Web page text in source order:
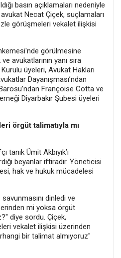
basın açıklamaları nedeniyle
Necat Çiçek, suçlamaları
görüşmeleri vekalet ilişkisi
görülmesine
avukatlarının yanı sıra
üyeleri, Avukat Hakları
Dayanışması’ndan
Françoise Cotta ve
Diyarbakır Şubesi üyeleri
örgüt talimatıyla mı
tanık Ümit Akbıyık’ı
beyanlar iftiradır. Yöneticisi
hak ve hukuk mücadelesi
dinledi ve
mi yoksa örgüt
diye sordu. Çiçek,
vekalet ilişkisi üzerinden
bir talimat almıyoruz"